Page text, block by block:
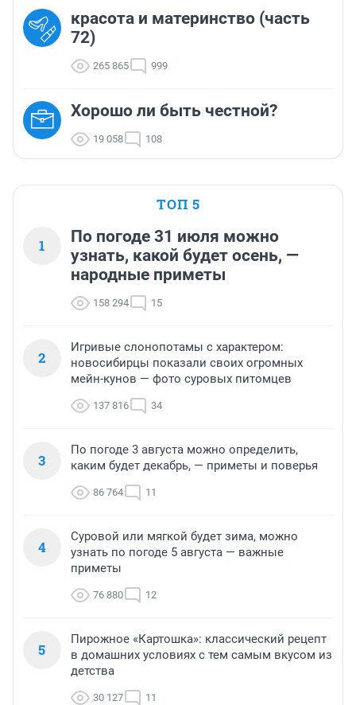
красота и материнство (часть
72)
265 865 999
Хорошо ли быть честной?
19 058 108
ТОП 5
1
По погоде 31 июля можно
узнать, какой будет осень, —
народные приметы
158 294 15
2
Игривые слонопотамы с характером:
новосибирцы показали своих огромных
мейн-кунов — фото суровых питомцев
137 816 34
3
По погоде 3 августа можно определить,
каким будет декабрь, — приметы и поверья
86 764 11
4
Суровой или мягкой будет зима, можно
узнать по погоде 5 августа — важные
приметы
76 880 12
5
Пирожное «Картошка»: классический рецепт
в домашних условиях с тем самым вкусом из
детства
30 127 11